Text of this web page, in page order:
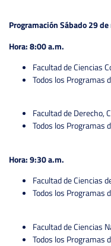
Programación Sábado 29
Hora: 8:00 a.m.
Facultad de Ciencias
Todos los Programas
Facultad de Derecho,
Todos los Programas
Hora: 9:30 a.m.
Facultad de Ciencias
Todos los Programas
Facultad de Ciencias
Todos los Programas